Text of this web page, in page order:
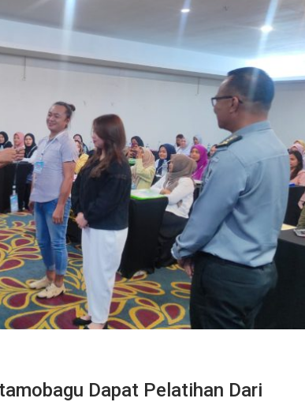
Dapat Pelatihan Dari